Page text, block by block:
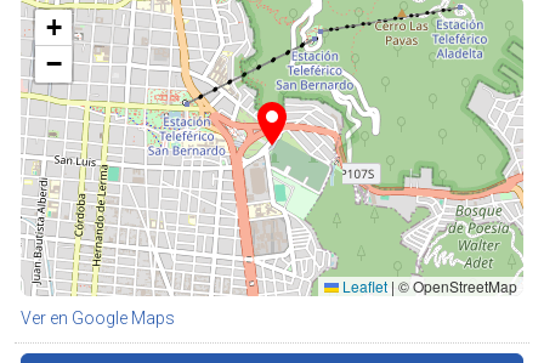
+
−
Leaflet | © OpenStreetMap
Ver en Google Maps